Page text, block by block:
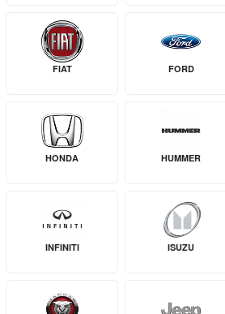
FIAT FORD
HONDA HUMMER
INFINITI ISUZU